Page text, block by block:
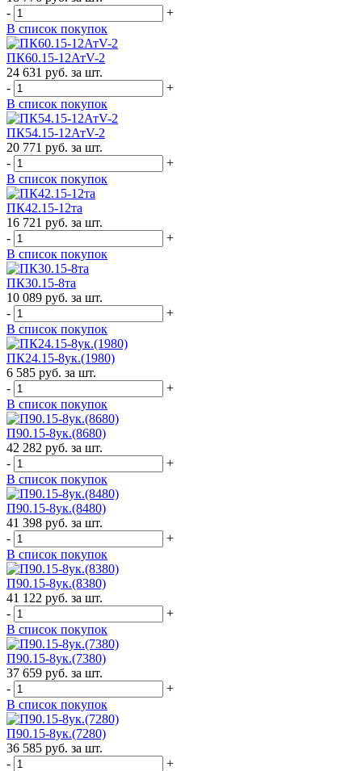
-
+
В список покупок
ПК60.15-12АтV-2
24 631 руб. за шт.
-
+
В список покупок
ПК54.15-12АтV-2
20 771 руб. за шт.
-
+
В список покупок
ПК42.15-12та
16 721 руб. за шт.
-
+
В список покупок
ПК30.15-8та
10 089 руб. за шт.
-
+
В список покупок
ПК24.15-8ук.(1980)
6 585 руб. за шт.
-
+
В список покупок
П90.15-8ук.(8680)
42 282 руб. за шт.
-
+
В список покупок
П90.15-8ук.(8480)
41 398 руб. за шт.
-
+
В список покупок
П90.15-8ук.(8380)
41 122 руб. за шт.
-
+
В список покупок
П90.15-8ук.(7380)
37 659 руб. за шт.
-
+
В список покупок
П90.15-8ук.(7280)
36 585 руб. за шт.
-
+